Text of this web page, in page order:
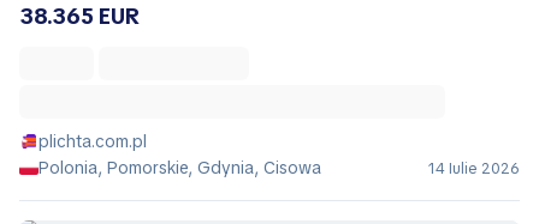
38.365 EUR
plichta.com.pl
Polonia, Pomorskie, Gdynia, Cisowa
14 Iulie 2026